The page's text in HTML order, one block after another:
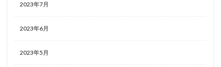
2023年7月
2023年6月
2023年5月